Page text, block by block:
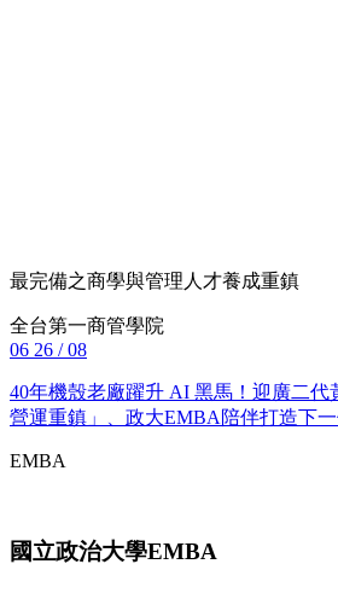
最完備之商學與管理人才養成重鎮
全台第一商管學院
06 26 / 08
40年機殼老廠躍升 AI 黑馬！迎廣二代
營運重鎮」、政大EMBA陪伴打造下
EMBA
國立政治大學EMBA